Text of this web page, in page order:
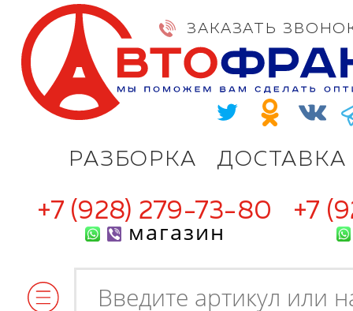
РАЗБОРКА ДОСТАВКА
ЗАКАЗАТЬ
+7 (928) 279-73-80
магазин
+7